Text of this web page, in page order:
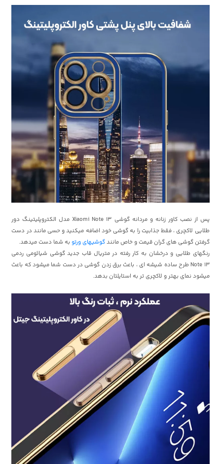
پس از نصب کاور زنانه و مردانه گوشی Xiaomi Note 13 مدل الکتروپلیتینگ دور
طلایی لاکچری ، فقط جذابیت را به گوشی خود اضافه میکنید و حسی مانند در دست
گرفتن گوشی های گران قیمت و خاص مانندگوشیهای ورتو به شما دست میدهد.
رنگهای طلایی و درخشان به کار رفته در متریال قاب جدید گوشی شیائومی ردمی
Note 13 طرح ساده شیشه ای ، باعث برق زدن گوشی در دست شما میشود که باعث
میشود نمای بهتر و لاکچری تر به استایلتان بدهد.